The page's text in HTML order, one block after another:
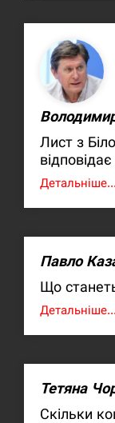
Лист з
Детальніше...
Павло
Що
Детальніше...
Тетяна
Скільки